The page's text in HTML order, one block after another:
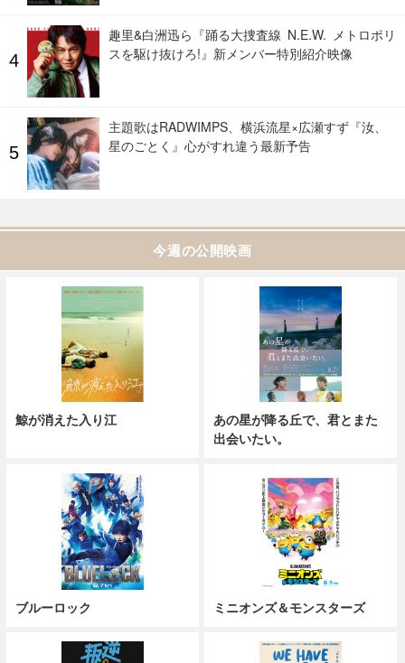
趣里&白洲迅ら『踊る大捜査線 N.E.W. メトロポリ
スを駆け抜けろ!』新メンバー特別紹介映像
主題歌はRADWIMPS、横浜流星×広瀬すず『汝、
星のごとく』心がすれ違う最新予告
今週の公開映画
鯨が消えた入り江
あの星が降る丘で、君とまた
出会いたい。
ブルーロック ミニオンズ＆モンスターズ